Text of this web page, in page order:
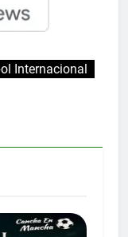
Internacional